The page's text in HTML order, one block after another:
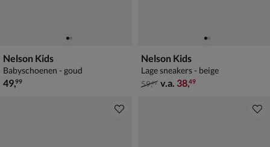
Nelson Kids
Babyschoenen - goud
€ 49,99
49,99
Nelson Kids
Lage sneakers - beige
van € 59,99 vanaf € 38,49
59,99 v.a. 38,49